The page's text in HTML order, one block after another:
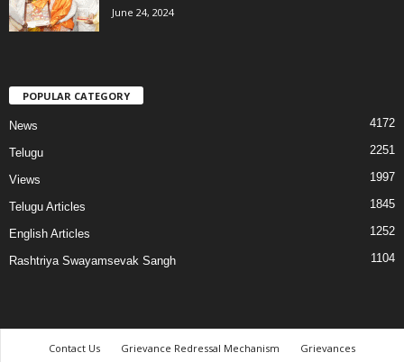
June 24, 2024
POPULAR CATEGORY
News 4172
Telugu 2251
Views 1997
Telugu Articles 1845
English Articles 1252
Rashtriya Swayamsevak Sangh 1104
Contact Us Grievance Redressal Mechanism Grievances